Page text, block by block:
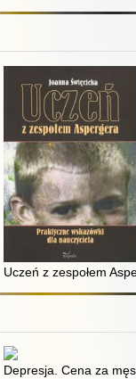
: podstawy
Uczeń z zespołem
i "sigmy" to
Depresja. Cena za